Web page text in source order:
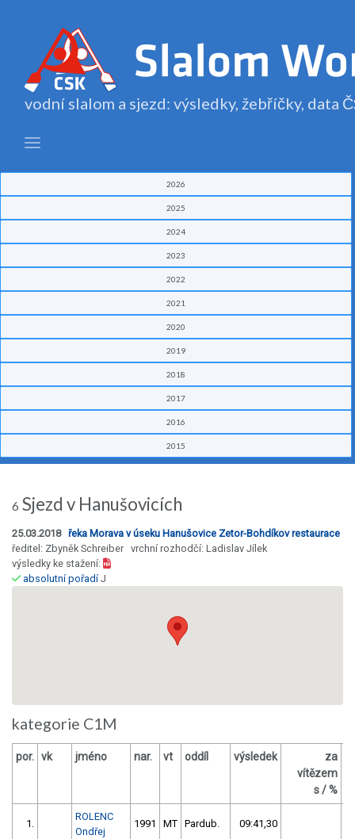
vodní slalom a sjezd: výsledky, žebříčky, data
2026
2025
2024
2023
2022
2021
2020
2019
2018
2017
2016
2015
6 Sjezd v Hanušovicích
25.03.2018 řeka Morava v úseku Hanušovice Zetor-Bohdíkov restaurace
ředitel: Zbyněk Schreiber vrchní rozhodčí: Ladislav Jílek
výsledky ke stažení:
absolutní pořadíJ
kategorie C1M
por. vk jméno nar. vt oddíl výsledek
za
vítězem
s / %
1.
ROLENC
Ondřej
1991 MT Pardub. 09:41,30